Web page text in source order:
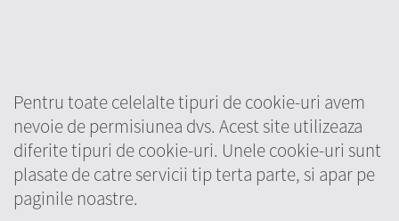
Pentru toate celelalte tipuri de cookie-uri avem
nevoie de permisiunea dvs. Acest site utilizeaza
diferite tipuri de cookie-uri. Unele cookie-uri sunt
plasate de catre servicii tip terta parte, si apar pe
paginile noastre.